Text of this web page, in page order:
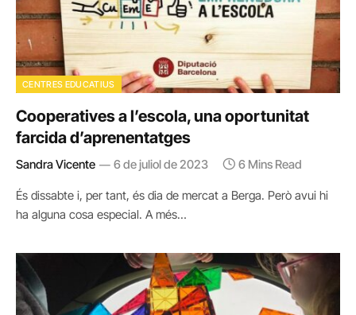
CENTRES EDUCATIUS
Cooperatives a l’escola, una oportunitat
farcida d’aprenentatges
Sandra Vicente 6 de juliol de 2023 6 Mins Read
És dissabte i, per tant, és dia de mercat a Berga. Però avui hi
ha alguna cosa especial. A més…